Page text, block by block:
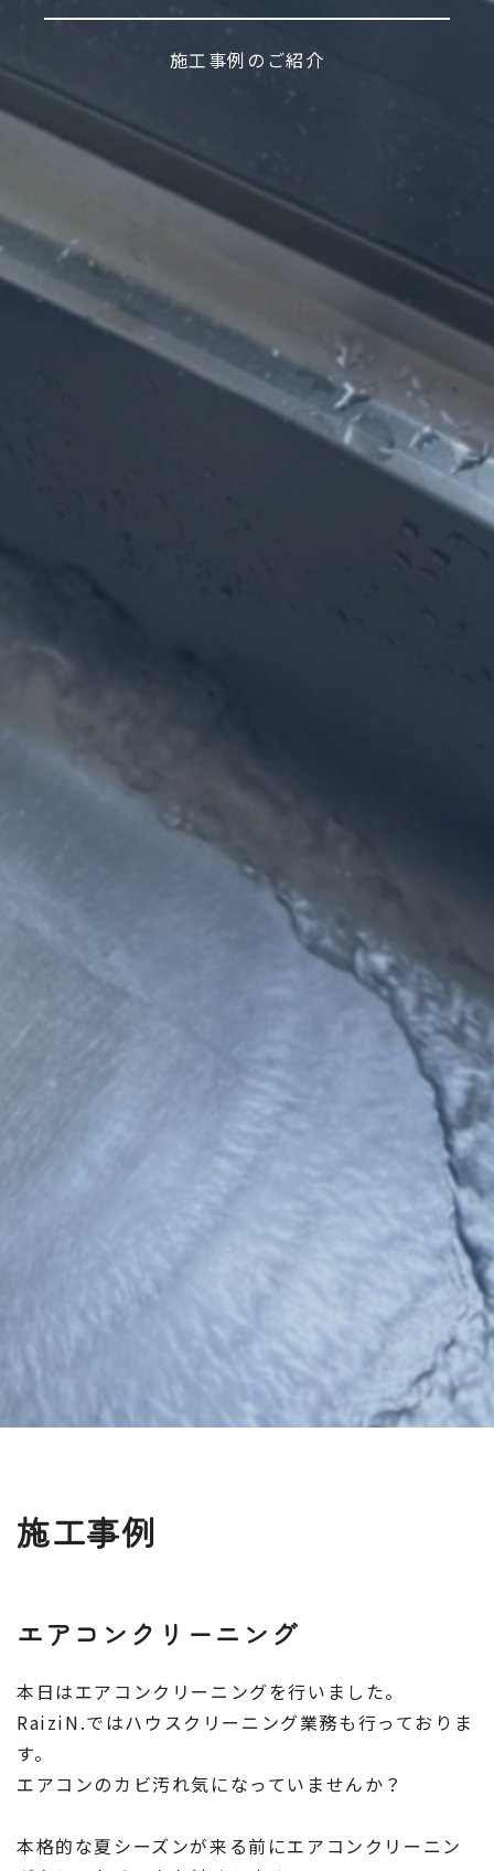
施工事例のご紹介
施工事例
エアコンクリーニング
本日はエアコンクリーニングを行いました。
RaiziN.ではハウスクリーニング業務も行っておりま
す。
エアコンのカビ汚れ気になっていませんか？
本格的な夏シーズンが来る前にエアコンクリーニン